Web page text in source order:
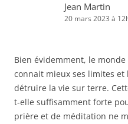
Jean Martin
20 mars 2023 à
Bien évidemment, le
connait mieux ses limites et
détruire la vie sur terre.
t-elle suffisamment forte
prière et de méditation ne